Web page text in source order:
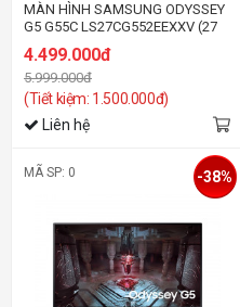
MÀN HÌNH SAMSUNG ODYSSEY
G5 G55C LS27CG552EEXXV (27
INCH/QHD/VA/165HZ/1MS/CONG)
4.499.000đ
5.999.000đ
(Tiết kiệm: 1.500.000đ)
Liên hệ
MÃ SP: 0 -38%